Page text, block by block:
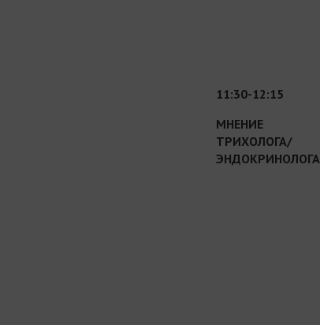
11:30-12:15
МНЕНИЕ
ТРИХОЛОГА/
ЭНДОКРИНОЛОГА